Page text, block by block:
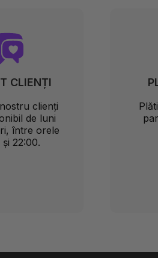
CLIENȚI
clienți
de luni
între orele
și 22:00.